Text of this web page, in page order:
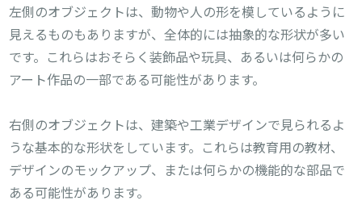
左側のオブジェクトは、動物や人の形を模しているように
見えるものもありますが、全体的には抽象的な形状が多い
です。これらはおそらく装飾品や玩具、あるいは何らかの
アート作品の一部である可能性があります。
右側のオブジェクトは、建築や工業デザインで見られるよ
うな基本的な形状をしています。これらは教育用の教材、
デザインのモックアップ、または何らかの機能的な部品で
ある可能性があります。